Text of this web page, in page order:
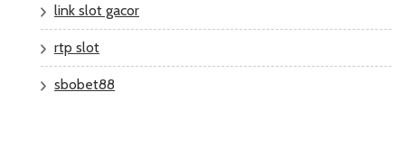
link slot gacor
rtp slot
sbobet88